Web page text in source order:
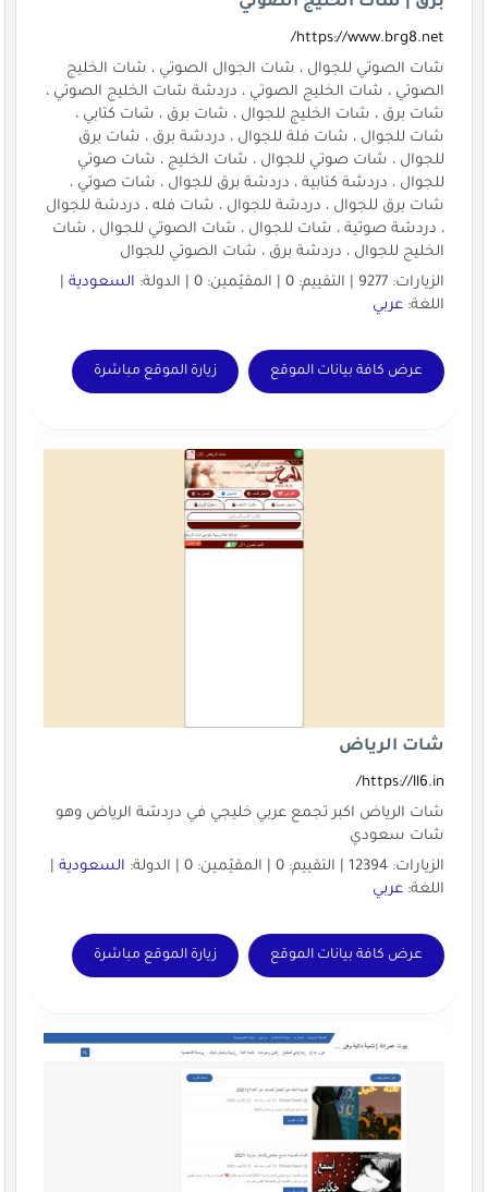
https://www.brg8.net/
شات الصوتي للجوال ، شات الجوال الصوتي ، شات الخليج
الصوتي ، شات الخليج الصوتي ، دردشة شات الخليج الصوتي ،
شات برق ، شات الخليج للجوال ، شات برق ، شات كتابي ،
شات للجوال ، شات فلة للجوال ، دردشة برق ، شات برق
للجوال ، شات صوتي للجوال ، شات الخليج ، شات صوتي
للجوال ، دردشة كتابية ، دردشة برق للجوال ، شات صوتي ،
شات برق للجوال ، دردشة للجوال ، شات فله ، دردشة للجوال
، دردشة صوتية ، شات للجوال ، شات الصوتي للجوال ، شات
الخليج للجوال ، دردشة برق ، شات الصوتي للجوال
الزيارات: 9277 | التقييم: 0 | المقيّمين: 0 | الدولة:
السعودية|
اللغة: عربي
عرض كافة بيانات الموقع زيارة الموقع مباشرة
شات الرياض
https://ll6.in/
شات الرياض اكبر تجمع عربي خليجي في دردشة الرياض وهو
شات سعودي
الزيارات: 12394 | التقييم: 0 | المقيّمين: 0 | الدولة:
السعودية|
اللغة: عربي
عرض كافة بيانات الموقع زيارة الموقع مباشرة